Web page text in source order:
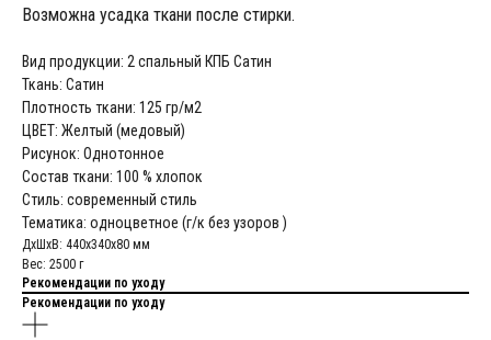
Возможна усадка ткани после стирки.
Вид продукции: 2 спальный КПБ Сатин
Ткань: Сатин
Плотность ткани: 125 гр/м2
ЦВЕТ: Желтый (медовый)
Рисунок: Однотонное
Состав ткани: 100 % хлопок
Стиль: современный стиль
Тематика: одноцветное (г/к без узоров )
ДxШxВ: 440x340x80 мм
Вес: 2500 г
Рекомендации по уходу
Рекомендации по уходу